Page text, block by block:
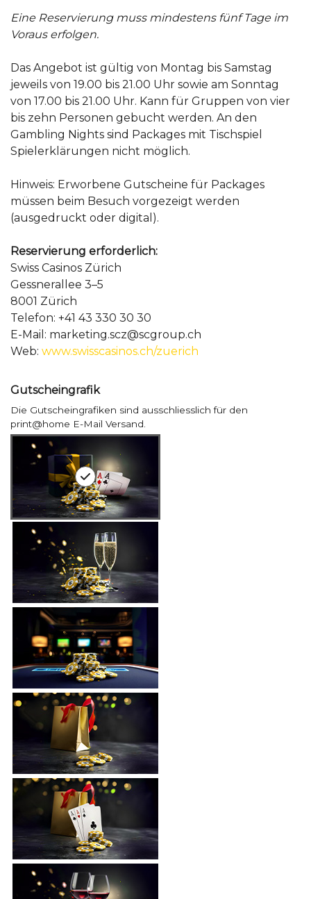
Eine Reservierung muss mindestens fünf Tage im
Voraus erfolgen.
Das Angebot ist gültig von Montag bis Samstag
jeweils von 19.00 bis 21.00 Uhr sowie am Sonntag
von 17.00 bis 21.00 Uhr. Kann für Gruppen von vier
bis zehn Personen gebucht werden. An den
Gambling Nights sind Packages mit Tischspiel
Spielerklärungen nicht möglich.
Hinweis: Erworbene Gutscheine für Packages
müssen beim Besuch vorgezeigt werden
(ausgedruckt oder digital).
Reservierung erforderlich:
Swiss Casinos Zürich
Gessnerallee 3–5
8001 Zürich
Telefon: +41 43 330 30 30
E-Mail: marketing.scz@scgroup.ch
Web: www.swisscasinos.ch/zuerich
Gutscheingrafik
Die Gutscheingrafiken sind ausschliesslich für den
print@home E-Mail Versand.